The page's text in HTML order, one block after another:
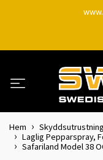
Hem
Laglig Pepparspray,
Safariland Model 38